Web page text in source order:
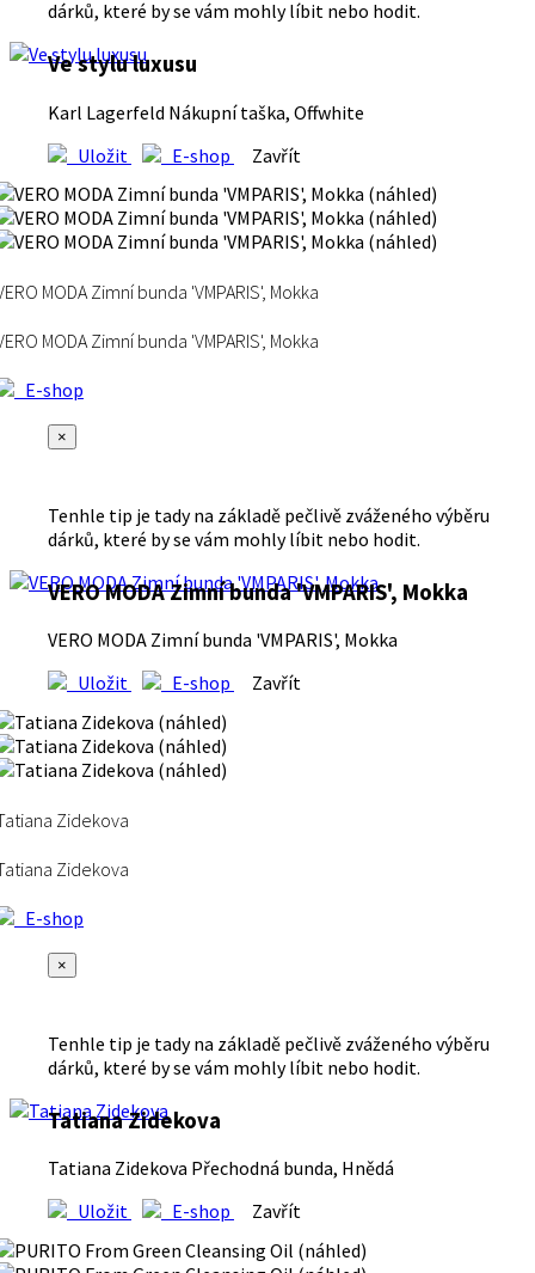
dárků, které by se vám mohly líbit nebo hodit.
Ve stylu luxusu
Karl Lagerfeld Nákupní taška, Offwhite
Uložit
E-shop Zavřít
MODA Zimní bunda 'VMPARIS', Mokka
MODA Zimní bunda 'VMPARIS', Mokka
E-shop
×
Tenhle tip je tady na základě pečlivě zváženého výběru
dárků, které by se vám mohly líbit nebo hodit.
VERO MODA Zimní bunda 'VMPARIS', Mokka
VERO MODA Zimní bunda 'VMPARIS', Mokka
Uložit
E-shop Zavřít
Zidekova
Zidekova
E-shop
×
Tenhle tip je tady na základě pečlivě zváženého výběru
dárků, které by se vám mohly líbit nebo hodit.
Tatiana Zidekova
Tatiana Zidekova Přechodná bunda, Hnědá
Uložit
E-shop Zavřít